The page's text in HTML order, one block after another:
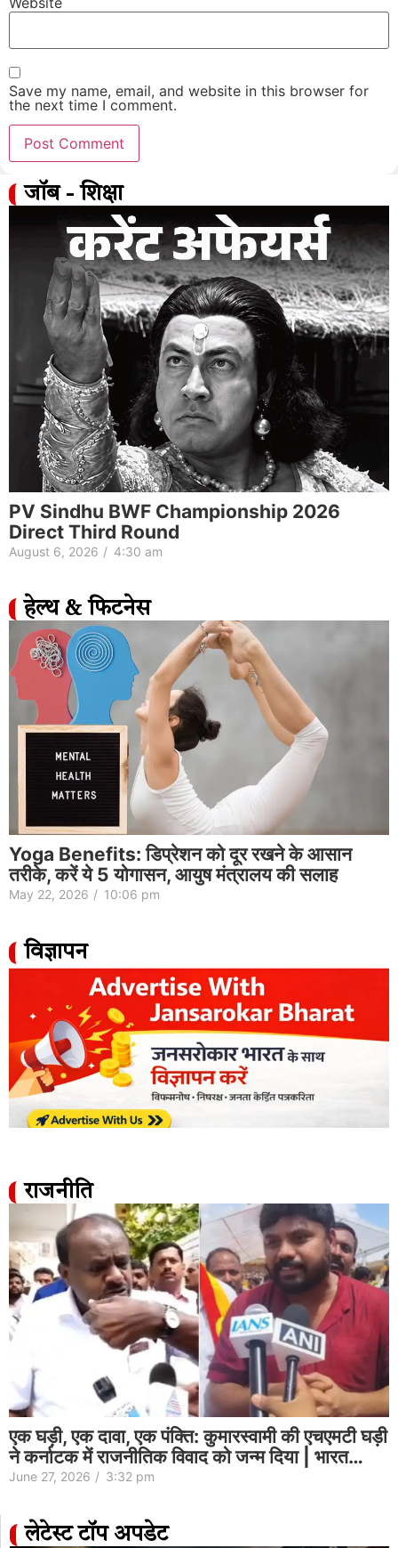
Save my name, email, and website in this browser for
the next time I comment.
जॉब - शिक्षा
PV Sindhu BWF Championship 2026
Direct Third Round
August 6, 2026 / 4:30 am
हेल्थ & फिटनेस
Yoga Benefits: डिप्रेशन को दूर रखने के आसान
तरीके, करें ये 5 योगासन, आयुष मंत्रालय की सलाह
May 22, 2026 / 10:06 pm
विज्ञापन
राजनीति
एक घड़ी, एक दावा, एक पंक्ति: कुमारस्वामी की एचएमटी घड़ी
ने कर्नाटक में राजनीतिक विवाद को जन्म दिया | भारत…
June 27, 2026 / 3:32 pm
लेटेस्ट टॉप अपडेट